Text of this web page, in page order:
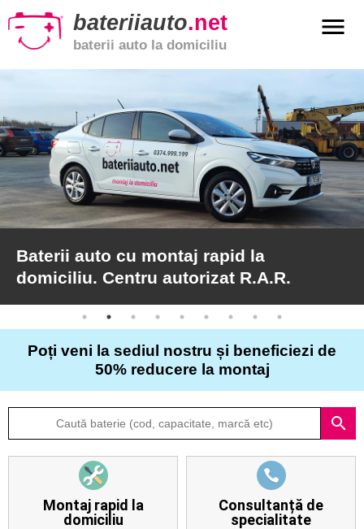
bateriiauto.net
baterii auto la domiciliu
menu
Baterii
moto
Baterii
de
camion
Articole
Despre
Baterii auto cu montaj rapid la
domiciliu. Centru autorizat R.A.R.
Poți veni la sediul nostru și beneficiezi de
50% reducere la montaj
search
Montaj rapid la
domiciliu
Consultanță de
specialitate